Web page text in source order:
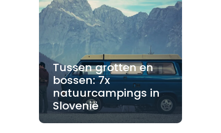
Tussen grotten en
bossen: 7x
natuurcampings in
Slovenië